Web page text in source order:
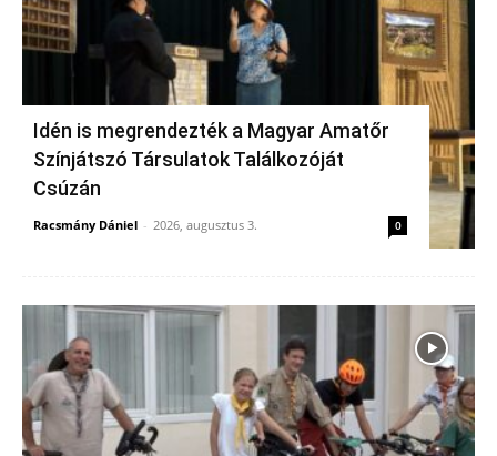
Idén is megrendezték a Magyar Amatőr
Színjátszó Társulatok Találkozóját
Csúzán
Racsmány Dániel - 2026, augusztus 3. 0